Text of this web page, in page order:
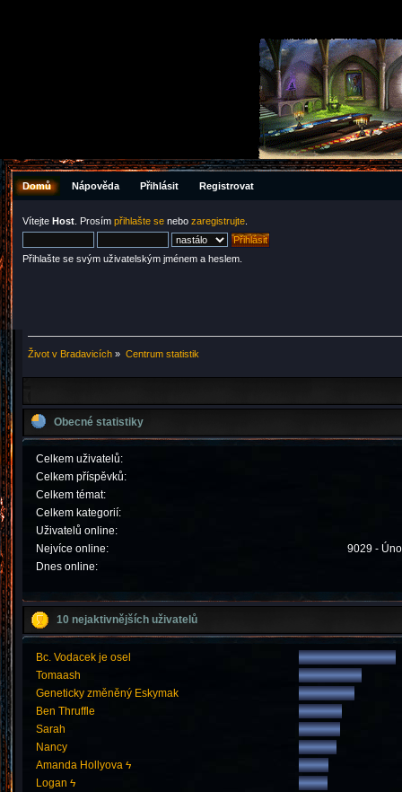
Domů Nápověda Přihlásit Registrovat
Vítejte Host . Prosím přihlašte se nebo zaregistrujte
Přihlašte se svým uživatelským jménem a heslem.
Život v Bradavicích » Centrum statistik
Obecné statistiky
Celkem uživatelů:
Celkem příspěvků:
Celkem témat:
Celkem kategorií:
Uživatelů online:
Nejvíce online:
9029 -
Dnes online:
10 nejaktivnějších uživatelů
Bc. Vodacek je osel
Tomaash
Geneticky změněný Eskymak
Ben Thruffle
Sarah
Nancy
Amanda Hollyova ϟ
Logan ϟ